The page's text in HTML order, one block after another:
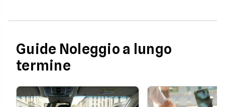
Guide Noleggio a lungo
termine